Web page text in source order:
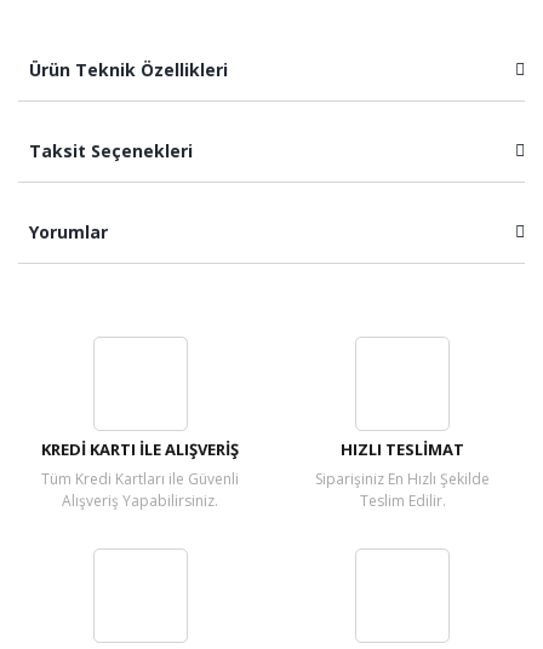
Ürün Teknik Özellikleri
Taksit Seçenekleri
Yorumlar
KREDİ KARTI İLE ALIŞVERİŞ
Tüm Kredi Kartları ile Güvenli
Alışveriş Yapabilirsiniz.
HIZLI TESLİMAT
Siparişiniz En Hızlı Şekilde
Teslim Edilir.